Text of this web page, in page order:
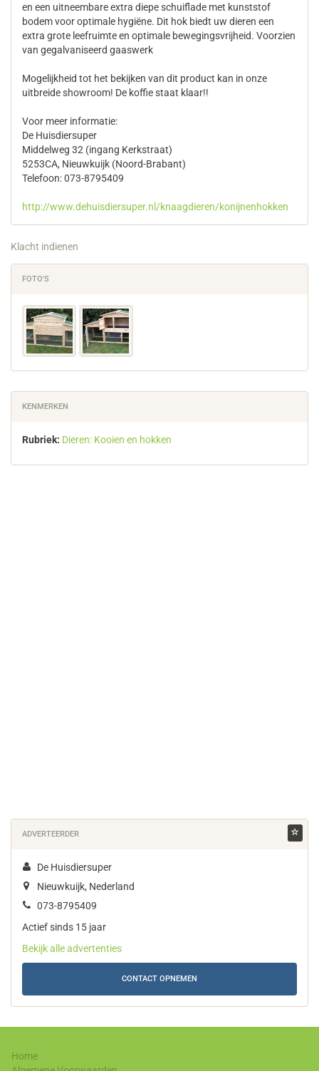
en een uitneembare extra diepe schuiflade met kunststof
bodem voor optimale hygiëne. Dit hok biedt uw dieren een
extra grote leefruimte en optimale bewegingsvrijheid. Voorzien
van gegalvaniseerd gaaswerk
Mogelijkheid tot het bekijken van dit product kan in onze
uitbreide showroom! De koffie staat klaar!!
Voor meer informatie:
De Huisdiersuper
Middelweg 32 (ingang Kerkstraat)
5253CA, Nieuwkuijk (Noord-Brabant)
Telefoon: 073-8795409
http://www.dehuisdiersuper.nl/knaagdieren/konijnenhokken
Klacht indienen
FOTO'S
KENMERKEN
Rubriek: Dieren: Kooien en hokken
ADVERTEERDER
De Huisdiersuper
Nieuwkuijk, Nederland
073-8795409
Actief sinds 15 jaar
Bekijk alle advertenties
CONTACT OPNEMEN
Home